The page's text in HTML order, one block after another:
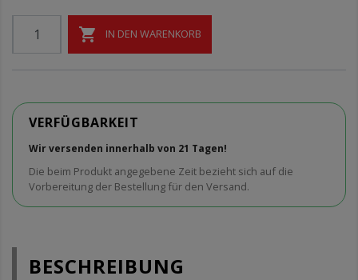
 IN DEN WARENKORB
VERFÜGBARKEIT
Wir versenden innerhalb von 21 Tagen!
Die beim Produkt angegebene Zeit bezieht sich auf die
Vorbereitung der Bestellung für den Versand.
BESCHREIBUNG